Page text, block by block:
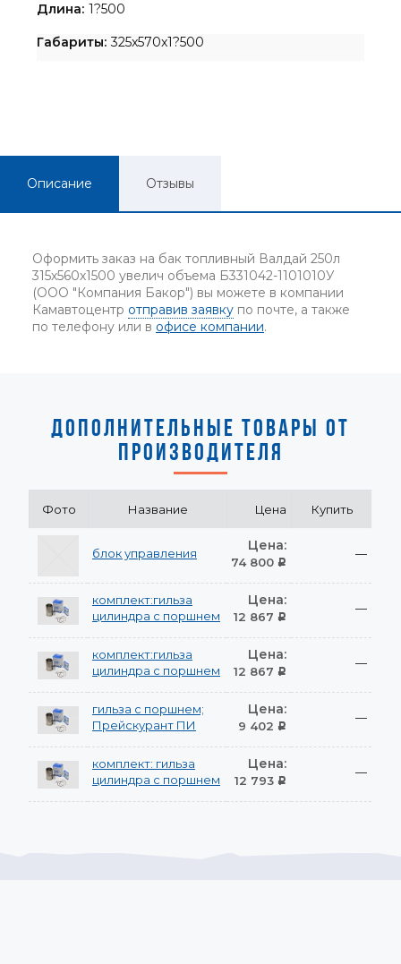
Длина: 1?500
Габариты: 325x570x1?500
Описание Отзывы
Оформить заказ на бак топливный Валдай 250л
315х560х1500 увелич объема Б331042-1101010У
(ООО "Компания Бакор") вы можете в компании
Камавтоцентр отправив заявку по почте, а также
по телефону или в офисе компании.
ДОПОЛНИТЕЛЬНЫЕ ТОВАРЫ ОТ
ПРОИЗВОДИТЕЛЯ
Фото Название Цена Купить
блок управления Цена:
74 800 Р
—
комплект:гильза
цилиндра с поршнем
Цена:
12 867 Р
—
комплект:гильза
цилиндра с поршнем
Цена:
12 867 Р
—
гильза с поршнем;
Прейскурант ПИ
Цена:
9 402 Р
—
комплект: гильза
цилиндра с поршнем
Цена:
12 793 Р
—